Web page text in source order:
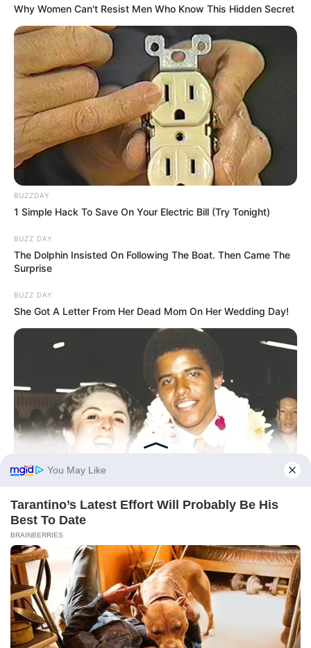
Why Women Can't Resist Men Who Know This Hidden Secret
BUZZDAY
1 Simple Hack To Save On Your Electric Bill (Try Tonight)
BUZZ DAY
The Dolphin Insisted On Following The Boat. Then Came The
Surprise
BUZZ DAY
She Got A Letter From Her Dead Mom On Her Wedding Day!
The Truth About Barack Obama's Parents Is Spilling Out